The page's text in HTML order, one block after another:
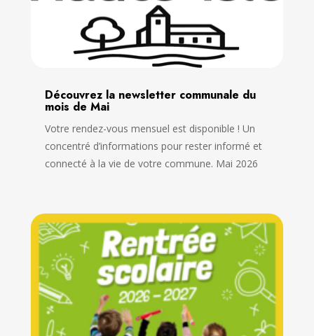
Découvrez la newsletter communale du
mois de Mai
Votre rendez-vous mensuel est disponible ! Un
concentré d’informations pour rester informé et
connecté à la vie de votre commune. Mai 2026